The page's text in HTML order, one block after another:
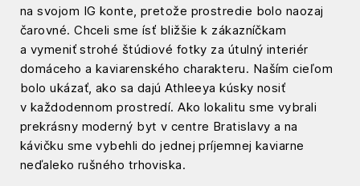
na svojom IG konte, pretože prostredie bolo naozaj
čarovné. Chceli sme ísť bližšie k zákazníčkam
a vymeniť strohé štúdiové fotky za útulný interiér
domáceho a kaviarenského charakteru. Naším cieľom
bolo ukázať, ako sa dajú Athleeya kúsky nosiť
v každodennom prostredí. Ako lokalitu sme vybrali
prekrásny moderný byt v centre Bratislavy a na
kávičku sme vybehli do jednej príjemnej kaviarne
neďaleko rušného trhoviska.